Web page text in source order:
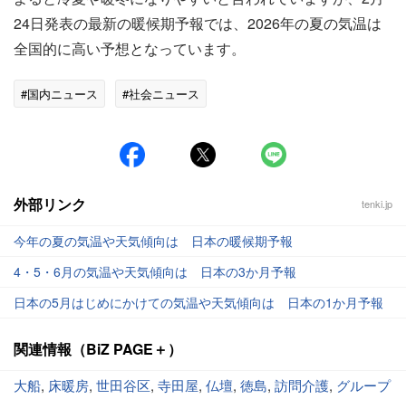
24日発表の最新の暖候期予報では、2026年の夏の気温は
全国的に高い予想となっています。
#国内ニュース #社会ニュース
外部リンク tenki.jp
今年の夏の気温や天気傾向は 日本の暖候期予報
4・5・6月の気温や天気傾向は 日本の3か月予報
日本の5月はじめにかけての気温や天気傾向は 日本の1か月予報
関連情報（BiZ PAGE＋）
大船, 床暖房, 世田谷区, 寺田屋, 仏壇, 徳島, 訪問介護, グループ